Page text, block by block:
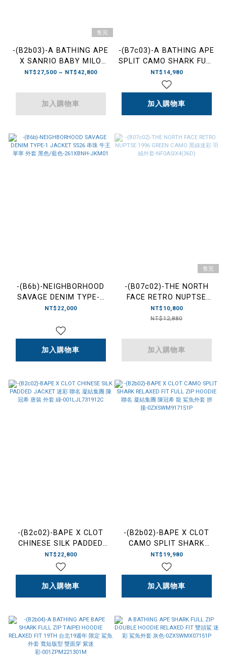
售完
-(B2b03)-A BATHING APE
X SANRIO BABY MILO
CAMO FULL ZIP HOODIE
名 連帽外套 三麗鷗 凱蒂貓
酷洛米-1M23215
NT$27,500 ~ NT$42,800
加入購物車
-(B7c03)-A BATHING APE
SPLIT CAMO SHARK FULL
ZIP HOODIE 鯊魚外套 海軍
藍/紫色-1M30115005
NT$14,980
加入購物車
-(B6b)-NEIGHBORHOOD
SAVAGE DENIM TYPE-1
JACKET SS26 串珠 牛王
色-261XBNH-JKM01
NT$22,000
加入購物車
售完
-(B07c02)-THE NORTH
FACE RETRO NUPTSE
1996 GREEN CAMO 黑綠
迷彩 羽絨外套-
NT$10,800
NT$12,880
加入購物車
-(B2c02)-BAPE X CLOT
CHINESE SILK PADDED
JACKET 迷彩 聯名 凝結集
團 陳冠希 唐裝 外套
綠-001LJL731912C
NT$22,800
加入購物車
-(B2b02)-BAPE X CLOT
CAMO SPLIT SHARK
RELAXED FIT FULL ZIP
HOODIE 聯名 凝結集團 陳
冠希 龍 鯊魚外套 拼
接-0ZXSWM917151P
NT$19,980
加入購物車